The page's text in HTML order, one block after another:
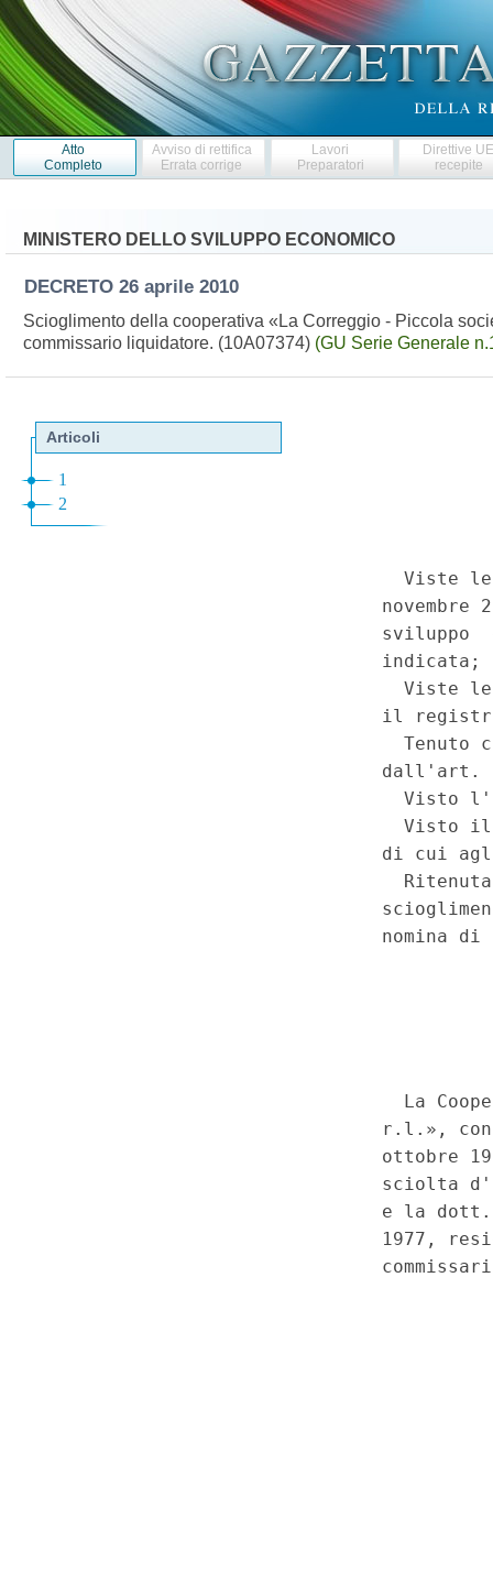
Atto
Completo
Avviso di rettifica
Errata corrige
Lavori
Preparatori
Direttive
recepite
MINISTERO DELLO SVILUPPO ECONOMICO
DECRETO 26 aprile 2010
Scioglimento della cooperativa «La Correggio - Piccola
commissario liquidatore. (10A07374) (GU Serie Generale